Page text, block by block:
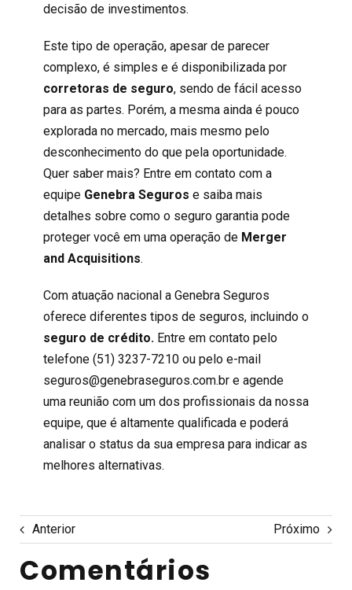
decisão de investimentos.
Este tipo de operação, apesar de parecer
complexo, é simples e é disponibilizada por
corretoras de seguro, sendo de fácil acesso
para as partes. Porém, a mesma ainda é pouco
explorada no mercado, mais mesmo pelo
desconhecimento do que pela oportunidade.
Quer saber mais? Entre em contato com a
equipe Genebra Seguros e saiba mais
detalhes sobre como o seguro garantia pode
proteger você em uma operação de Merger
and Acquisitions.
Com atuação nacional a Genebra Seguros
oferece diferentes tipos de seguros, incluindo o
seguro de crédito. Entre em contato pelo
telefone (51) 3237-7210 ou pelo e-mail
seguros@genebraseguros.com.br e agende
uma reunião com um dos profissionais da nossa
equipe, que é altamente qualificada e poderá
analisar o status da sua empresa para indicar as
melhores alternativas.
Anterior Próximo
Comentários